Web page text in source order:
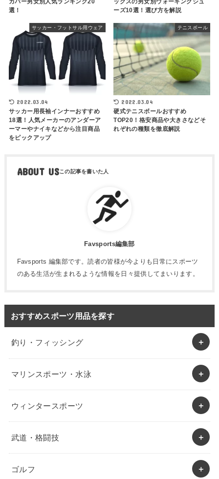
カバー男女別人気ランキング20
選！
ックスの男女別ウォーキングシュ
ーズ10選！選び方を解説
サッカー・フットサル用ウェア
2022.03.04
サッカー用長袖インナーおすすめ
18選！人気メーカーのアンダーア
ーマーやナイキなどから注目商品
をピックアップ
テニスボール
2022.03.04
硬式テニスボールおすすめ
TOP20！格安商品や大きさなどそ
れぞれの種類を徹底解説
ABOUT US
Favsports編集部
Favsports 編集部です。読者の皆様が今よりも日常にスポーツ
のある生活が生まれるような情報を日々提供してまいります。
おすすめスポーツ用品を探す
釣り・フィッシング
マリンスポーツ・水泳
ウィンタースポーツ
武道・格闘技
ゴルフ